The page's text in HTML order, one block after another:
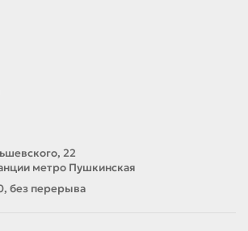
22
метро Пушкинская
без перерыва